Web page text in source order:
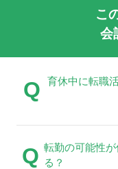
こ
会
Q 育休中に転職
Q 転勤の可能性
る？